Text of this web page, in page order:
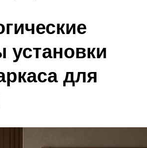
установки
для